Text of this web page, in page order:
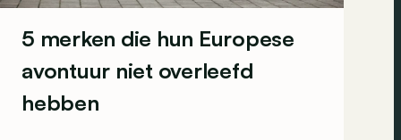
5 merken die hun Europese
avontuur niet overleefd
hebben